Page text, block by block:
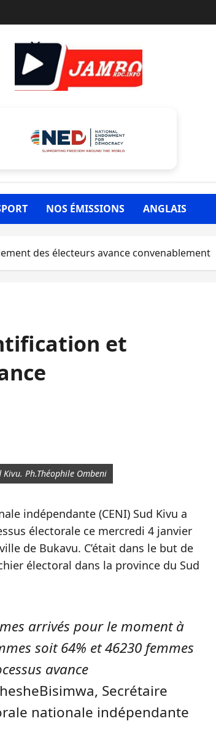
NOS ÉMISSIONS ANGLAIS
des électeurs avance convenablement
et
Ph.Théophile Ombeni
indépendante (CENI) Sud Kivu a
électorale ce mercredi 4 janvier
de Bukavu. C’était dans le but de
électoral dans la province du Sud
arrivés pour le moment à
soit 64% et 46230 femmes
avance
Secrétaire
nationale indépendante